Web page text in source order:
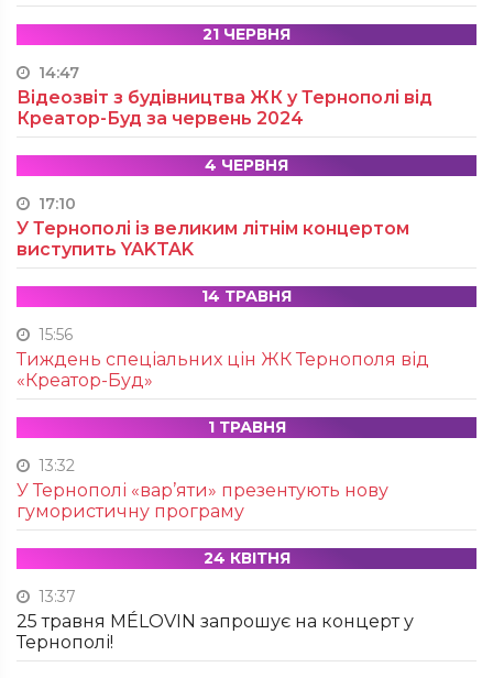
21 ЧЕРВНЯ
14:47
Відеозвіт з будівництва ЖК у Тернополі від
Креатор-Буд за червень 2024
4 ЧЕРВНЯ
17:10
У Тернополі із великим літнім концертом
виступить YAKTAK
14 ТРАВНЯ
15:56
Тиждень спеціальних цін ЖК Тернополя від
«Креатор-Буд»
1 ТРАВНЯ
13:32
У Тернополі «вар’яти» презентують нову
гумористичну програму
24 КВІТНЯ
13:37
25 травня MÉLOVIN запрошує на концерт у
Тернополі!